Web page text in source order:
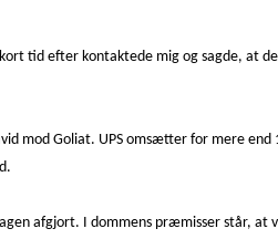
kort tid efter kontaktede mig og sagde,
mod Goliat. UPS omsætter for mere
afgjort. I dommens præmisser står,